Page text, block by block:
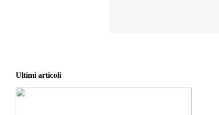
Ultimi articoli